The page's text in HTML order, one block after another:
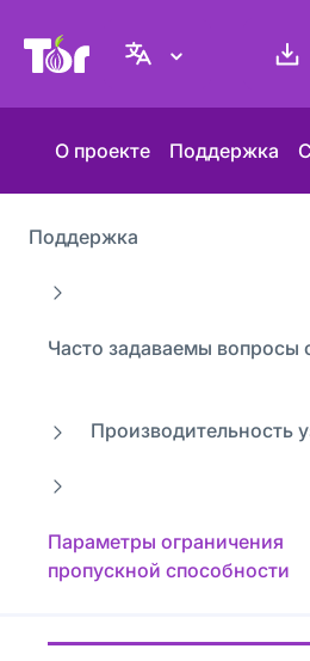
Веб-сайт Проекта Tor
О проекте Поддержка
Поддержка
Часто задаваемы вопросы
Производительность
Параметры ограничения
пропускной способности